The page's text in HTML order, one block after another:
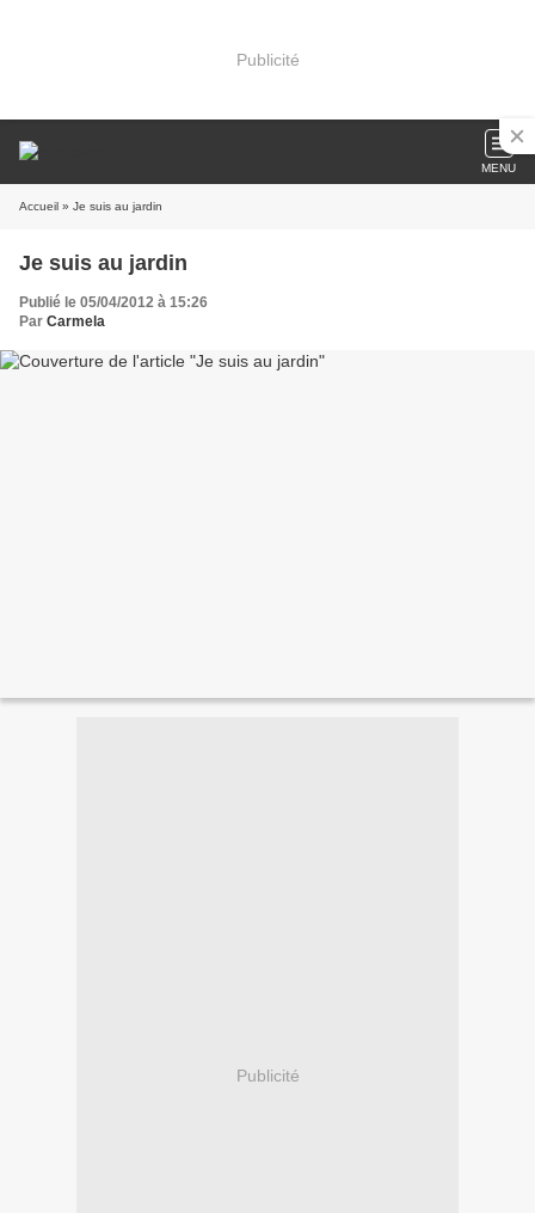
Publicité
MENU
Accueil » Je suis au jardin
Je suis au jardin
Publié le 05/04/2012 à 15:26
Par Carmela
Publicité